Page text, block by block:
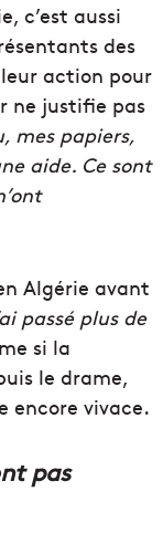
c’est aussi
des
action pour
ne justifie pas
mes papiers,
aide. Ce sont
Algérie avant
passé plus de
si la
le drame,
encore vivace.
pas